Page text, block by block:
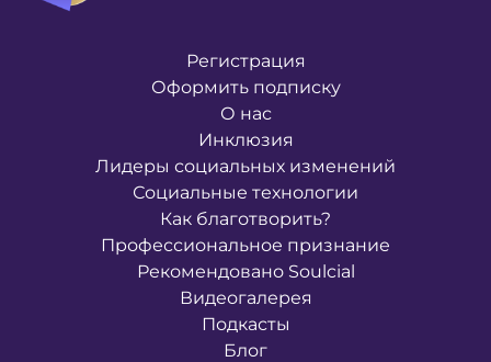
Регистрация
Оформить подписку
О нас
Инклюзия
Лидеры социальных изменений
Социальные технологии
Как благотворить?
Профессиональное признание
Рекомендовано Soulcial
Видеогалерея
Подкасты
Блог